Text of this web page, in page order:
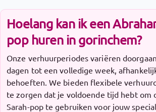
Hoelang kan ik een
pop huren in gorinchem?
Onze verhuurperiodes variëren
dagen tot een volledige week,
behoeften. We bieden flexibele
te zorgen dat je voldoende tijd hebt om
Sarah-pop te gebruiken voor jouw